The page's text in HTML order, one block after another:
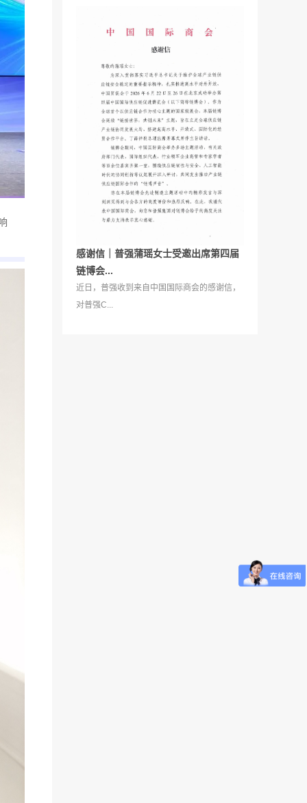
感谢信｜普强蒲瑶女士受邀出席第四届
链博会...
近日，普强收到来自中国国际商会的感谢信，
对普强C...